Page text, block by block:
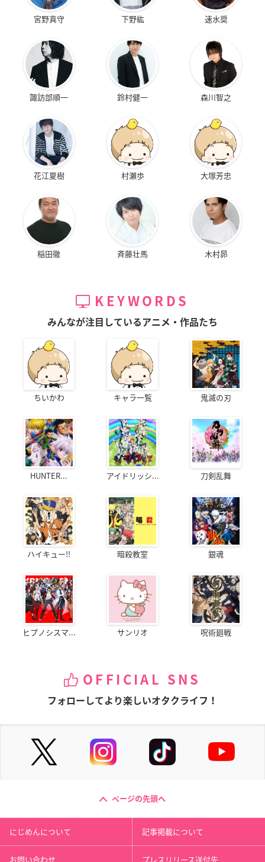
宮野真守 下野紘 速水奨
諏訪部順一 鈴村健一 森川智之
花江夏樹 村瀬歩 大塚芳忠
稲田徹 斉藤壮馬 木村昴
KEYWORDS
みんなが注目しているアニメ・作品たち
ちいかわ キャラ一覧 鬼滅の刃
HUNTER... アイドリッシ... 刀剣乱舞
ハイキュー!! 暗殺教室 銀魂
ヒプノシスマ... サンリオ 呪術廻戦
OFFICIAL SNS
フォローしてより楽しいオタクライフ！
ページの先頭へ
にじめんについて 記事掲載について
お問い合わせ プレスリリース送付先